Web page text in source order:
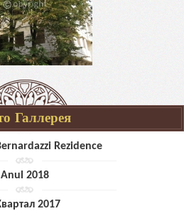
Галлерея
Rezidence
Anul 2018
2017